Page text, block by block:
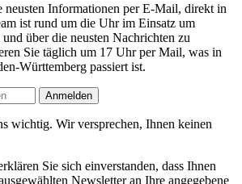
neusten Informationen per E-Mail, direkt in
ist rund um die Uhrim Einsatz um
über die neusten Nachrichten zu
Sie täglich um 17 Uhrper Mail, was in
Württemberg passiert ist.
Anmelden
wichtig. Wir versprechen, Ihnen keinen
Sie sich einverstanden, dass Ihnen
Newsletter an Ihre angegebene